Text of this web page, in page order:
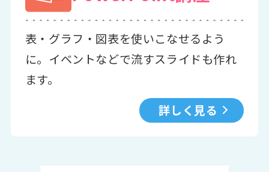
表・グラフ・図表を使いこなせるよう
に。イベントなどで流すスライドも作れ
ます。
詳しく見る